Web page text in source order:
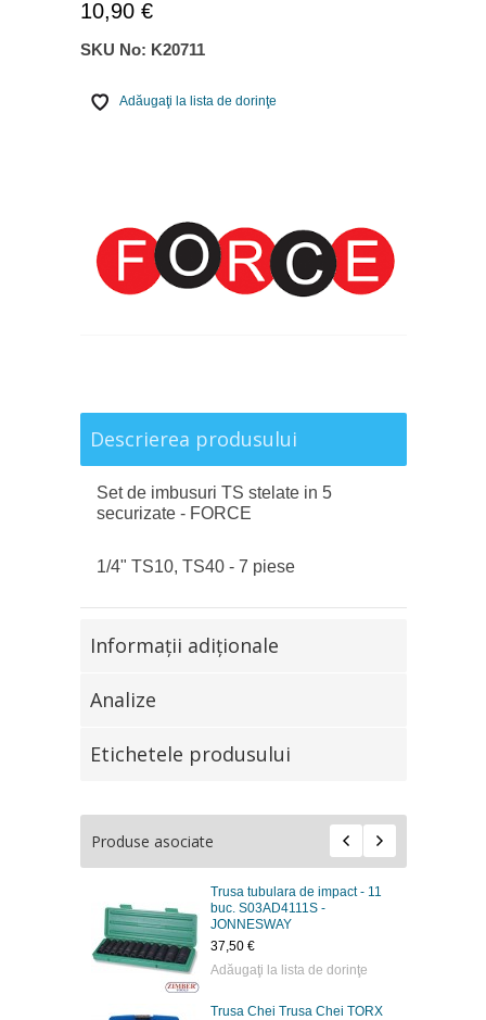
10,90 €
SKU No: K20711
Adăugaţi la lista de dorinţe
Descrierea produsului
Set de imbusuri TS stelate in 5
securizate - FORCE
1/4" TS10, TS40 - 7 piese
Informaţii adiţionale
Analize
Etichetele produsului
Produse asociate
Trusa tubulara de impact - 11
buc. S03AD4111S -
JONNESWAY
37,50 €
Adăugaţi la lista de dorinţe
Trusa Chei Trusa Chei TORX